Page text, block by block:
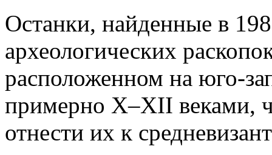
Останки, найденные в
археологических
расположенном на юго-
примерно X–XII веками,
отнести их к